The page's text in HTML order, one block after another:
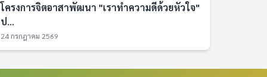
โครงการจิตอาสาพัฒนา "เราทำความดีด้วยหัวใจ"
ป...
24 กรกฎาคม 2569